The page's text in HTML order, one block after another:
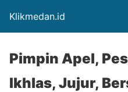
Klikmedan.id
Pimpin Apel,
Ikhlas, Jujur,